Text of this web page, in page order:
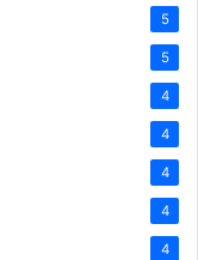
5
5
4
4
4
4
4